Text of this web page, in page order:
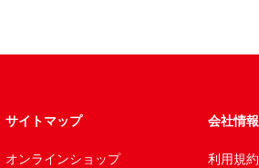
サイトマップ
オンラインショップ
会社情報
利用規約